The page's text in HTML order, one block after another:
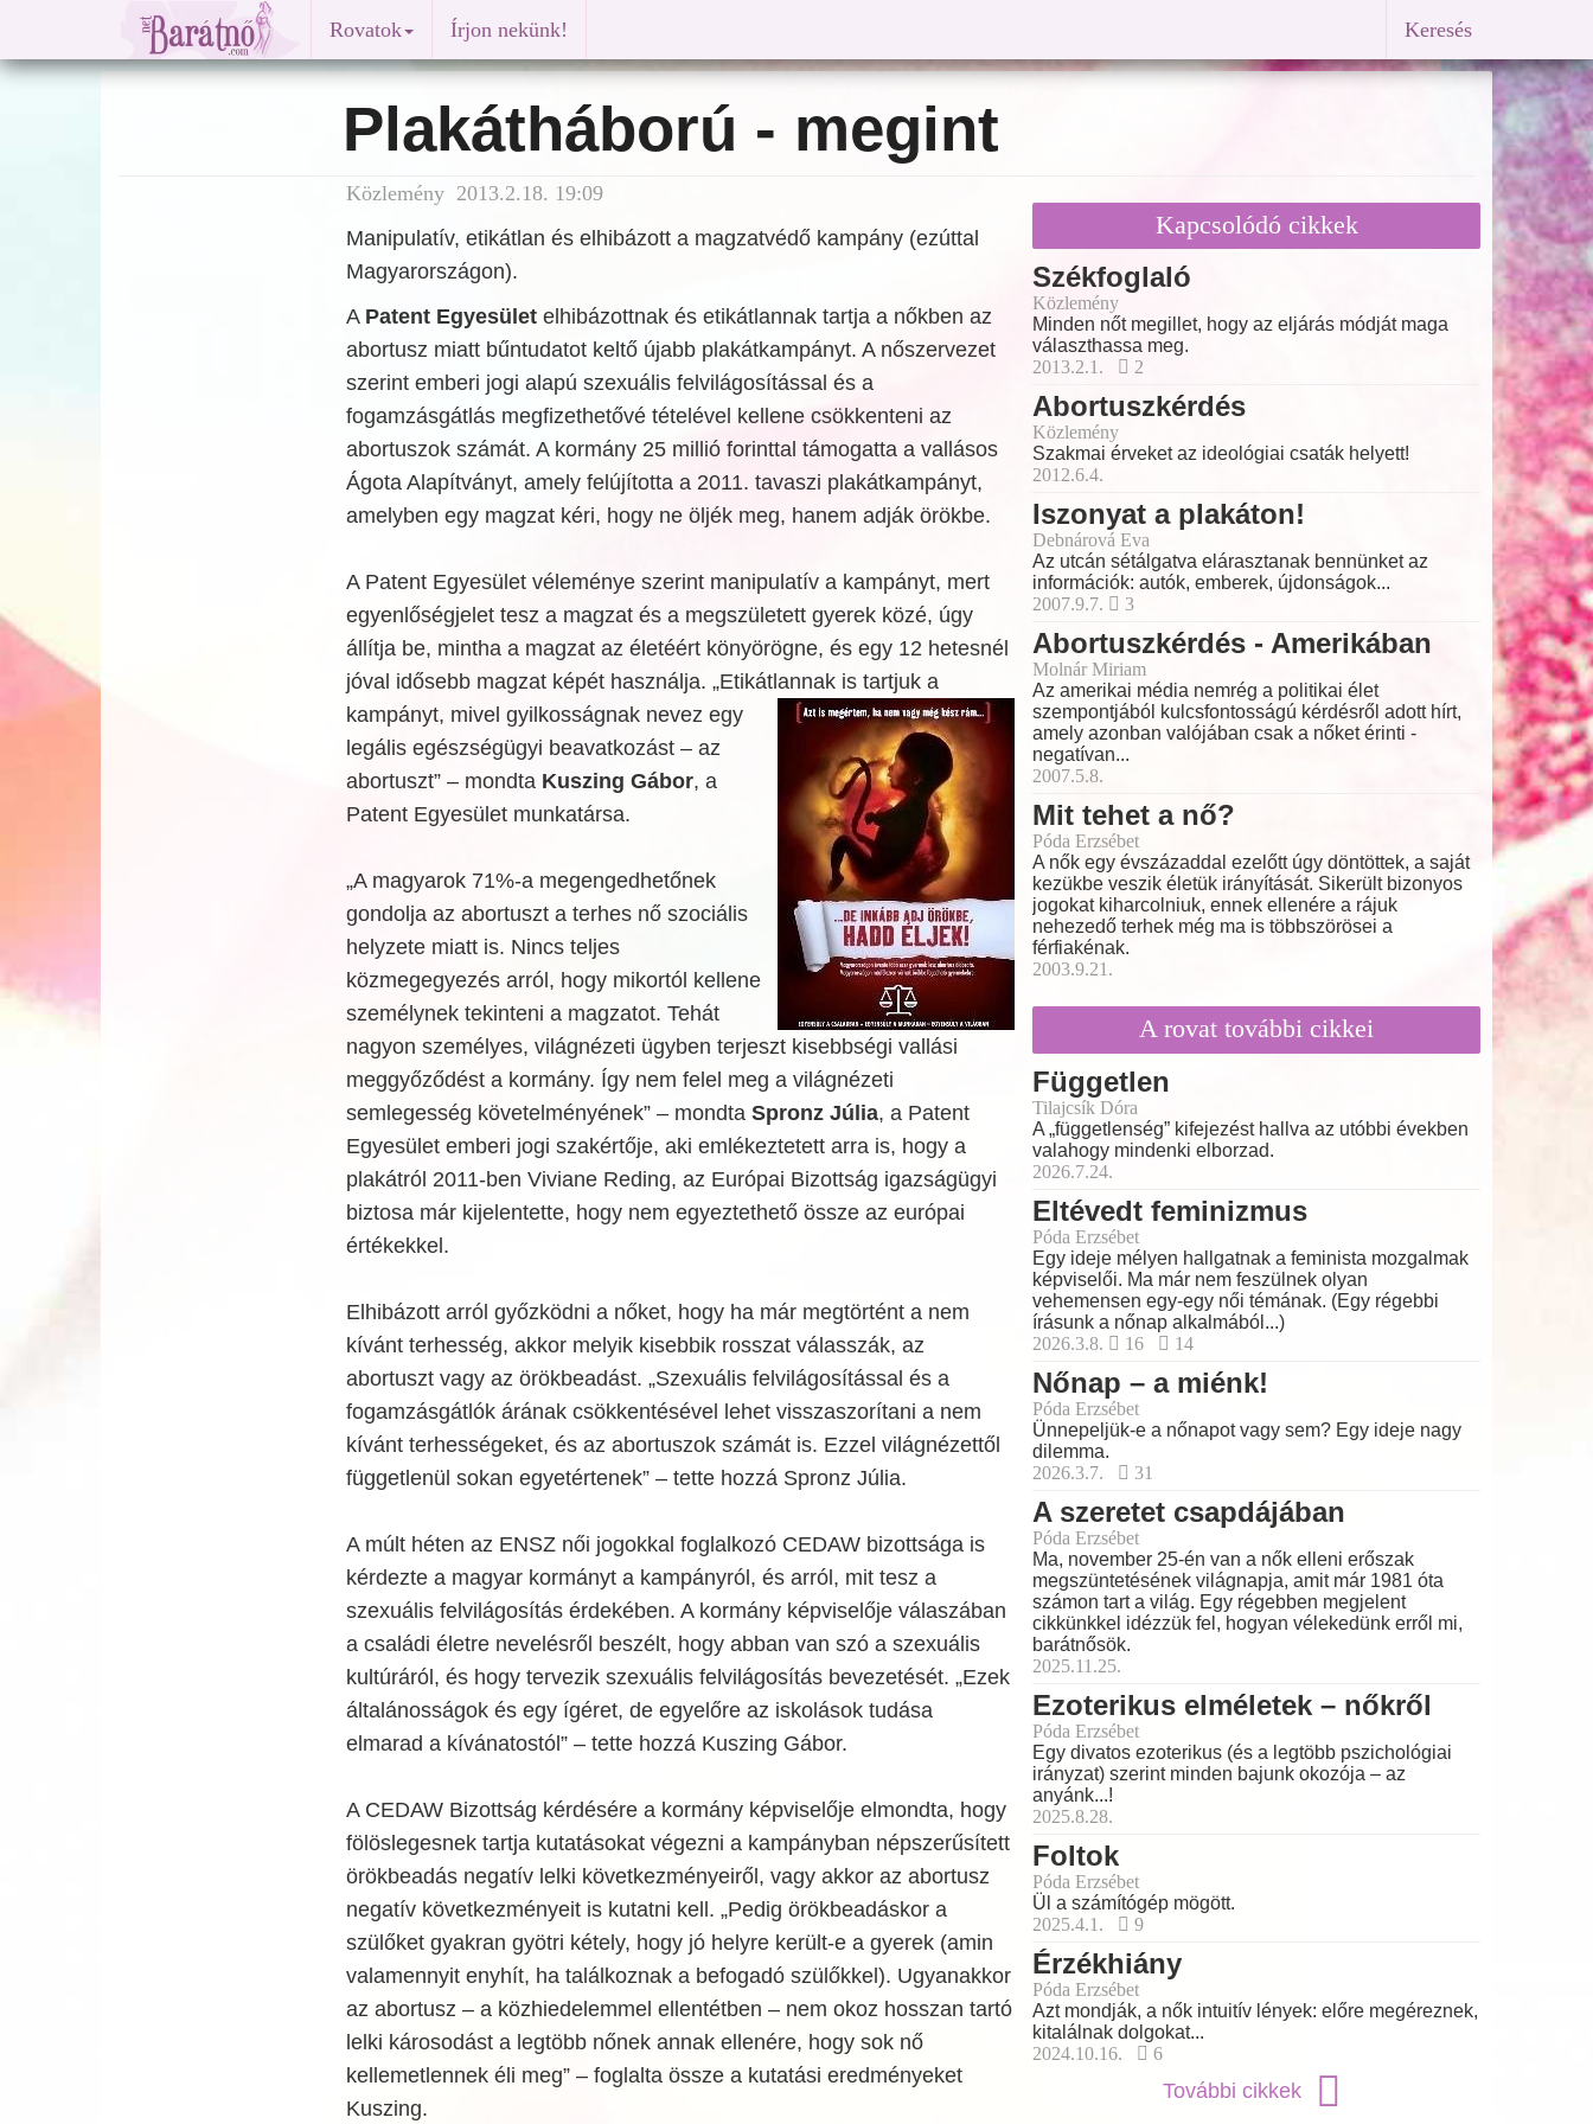
Rovatok Írjon nekünk! Keresés
Plakátháború - megint
Közlemény 2013.2.18. 19:09
Manipulatív, etikátlan és elhibázott a magzatvédő kampány (ezúttal
Magyarországon).
A Patent Egyesületelhibázottnak és etikátlannak tartja a nőkben az
abortusz miatt bűntudatot keltő újabb plakátkampányt. A nőszervezet
szerint emberi jogi alapú szexuális felvilágosítással és a
fogamzásgátlás megfizethetővé tételével kellene csökkenteni az
abortuszok számát. A kormány 25 millió forinttal támogatta a vallásos
Ágota Alapítványt, amely felújította a 2011. tavaszi plakátkampányt,
amelyben egy magzat kéri, hogy ne öljék meg, hanem adják örökbe.
A Patent Egyesület véleménye szerint manipulatív a kampányt, mert
egyenlőségjelet tesz a magzat és a megszületett gyerek közé, úgy
állítja be, mintha a magzat az életéért könyörögne, és egy 12 hetesnél
jóval idősebb magzat képét használja. „Etikátlannak is tartjuk a
kampányt, mivel gyilkosságnak nevez egy
legális egészségügyi beavatkozást – az
abortuszt” – mondta Kuszing Gábor, a
Patent Egyesület munkatársa.
„A magyarok 71%-a megengedhetőnek
gondolja az abortuszt a terhes nő szociális
helyzete miatt is. Nincs teljes
közmegegyezés arról, hogy mikortól kellene
személynek tekinteni a magzatot. Tehát
nagyon személyes, világnézeti ügyben terjeszt kisebbségi vallási
meggyőződést a kormány. Így nem felel meg a világnézeti
semlegesség követelményének” – mondta Spronz Júlia, a Patent
Egyesület emberi jogi szakértője, aki emlékeztetett arra is, hogy a
plakátról 2011-ben Viviane Reding, az Európai Bizottság igazságügyi
biztosa már kijelentette, hogy nem egyeztethető össze az európai
értékekkel.
Elhibázott arról győzködni a nőket, hogy ha már megtörtént a nem
kívánt terhesség, akkor melyik kisebbik rosszat válasszák, az
abortuszt vagy az örökbeadást. „Szexuális felvilágosítással és a
fogamzásgátlók árának csökkentésével lehet visszaszorítani a nem
kívánt terhességeket, és az abortuszok számát is. Ezzel világnézettől
függetlenül sokan egyetértenek” – tette hozzá Spronz Júlia.
A múlt héten az ENSZ női jogokkal foglalkozó CEDAW bizottsága is
kérdezte a magyar kormányt a kampányról, és arról, mit tesz a
szexuális felvilágosítás érdekében. A kormány képviselője válaszában
a családi életre nevelésről beszélt, hogy abban van szó a szexuális
kultúráról, és hogy tervezik szexuális felvilágosítás bevezetését. „Ezek
általánosságok és egy ígéret, de egyelőre az iskolások tudása
elmarad a kívánatostól” – tette hozzá Kuszing Gábor.
A CEDAW Bizottság kérdésére a kormány képviselője elmondta, hogy
fölöslegesnek tartja kutatásokat végezni a kampányban népszerűsített
örökbeadás negatív lelki következményeiről, vagy akkor az abortusz
negatív következményeit is kutatni kell. „Pedig örökbeadáskor a
szülőket gyakran gyötri kétely, hogy jó helyre került-e a gyerek (amin
valamennyit enyhít, ha találkoznak a befogadó szülőkkel). Ugyanakkor
az abortusz – a közhiedelemmel ellentétben – nem okoz hosszan tartó
lelki károsodást a legtöbb nőnek annak ellenére, hogy sok nő
kellemetlennek éli meg” – foglalta össze a kutatási eredményeket
Kuszing.
Kapcsolódó cikkek
Székfoglaló
Közlemény
Minden nőt megillet, hogy az eljárás módját maga
választhassa meg.
2013.2.1.
2
Abortuszkérdés
Közlemény
Szakmai érveket az ideológiai csaták helyett!
2012.6.4.
Iszonyat a plakáton!
Debnárová Eva
Az utcán sétálgatva elárasztanak bennünket az
információk: autók, emberek, újdonságok...
2007.9.7.
3
Abortuszkérdés - Amerikában
Molnár Miriam
Az amerikai média nemrég a politikai élet
szempontjából kulcsfontosságú kérdésről adott hírt,
amely azonban valójában csak a nőket érinti -
negatívan...
2007.5.8.
Mit tehet a nő?
Póda Erzsébet
A nők egy évszázaddal ezelőtt úgy döntöttek, a saját
kezükbe veszik életük irányítását. Sikerült bizonyos
jogokat kiharcolniuk, ennek ellenére a rájuk
nehezedő terhek még ma is többszörösei a
férfiakénak.
2003.9.21.
A rovat további cikkei
Független
Tilajcsík Dóra
A „függetlenség” kifejezést hallva az utóbbi években
valahogy mindenki elborzad.
2026.7.24.
Eltévedt feminizmus
Póda Erzsébet
Egy ideje mélyen hallgatnak a feminista mozgalmak
képviselői. Ma már nem feszülnek olyan
vehemensen egy-egy női témának. (Egy régebbi
írásunk a nőnap alkalmából...)
2026.3.8.
16 14
Nőnap – a miénk!
Póda Erzsébet
Ünnepeljük-e a nőnapot vagy sem? Egy ideje nagy
dilemma.
2026.3.7.
31
A szeretet csapdájában
Póda Erzsébet
Ma, november 25-én van a nők elleni erőszak
megszüntetésének világnapja, amit már 1981 óta
számon tart a világ. Egy régebben megjelent
cikkünkkel idézzük fel, hogyan vélekedünk erről mi,
barátnősök.
2025.11.25.
Ezoterikus elméletek – nőkről
Póda Erzsébet
Egy divatos ezoterikus (és a legtöbb pszichológiai
irányzat) szerint minden bajunk okozója – az
anyánk...!
2025.8.28.
Foltok
Póda Erzsébet
Ül a számítógép mögött.
2025.4.1.
9
Érzékhiány
Póda Erzsébet
Azt mondják, a nők intuitív lények: előre megéreznek,
kitalálnak dolgokat...
2024.10.16.
6
További cikkek